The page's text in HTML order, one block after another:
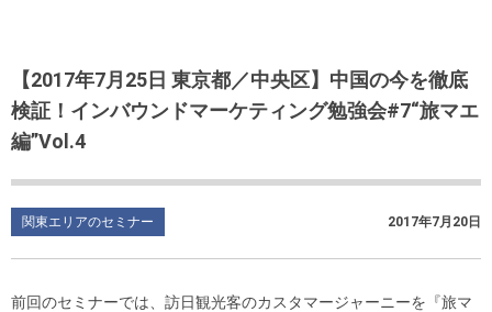
【2017年7月25日 東京都／中央区】中国の今を徹底
検証！インバウンドマーケティング勉強会#7“旅マエ
編”Vol.4
関東エリアのセミナー 2017年7月20日
前回のセミナーでは、訪日観光客のカスタマージャーニーを『旅マ